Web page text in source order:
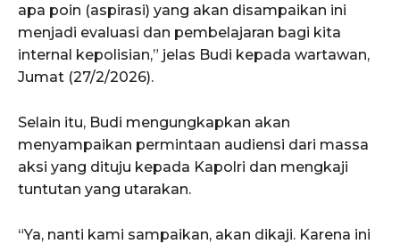
apa poin (aspirasi) yang akan disampaikan ini
menjadi evaluasi dan pembelajaran bagi kita
internal kepolisian,” jelas Budi kepada wartawan,
Jumat (27/2/2026).
Selain itu, Budi mengungkapkan akan
menyampaikan permintaan audiensi dari massa
aksi yang dituju kepada Kapolri dan mengkaji
tuntutan yang utarakan.
“Ya, nanti kami sampaikan, akan dikaji. Karena ini